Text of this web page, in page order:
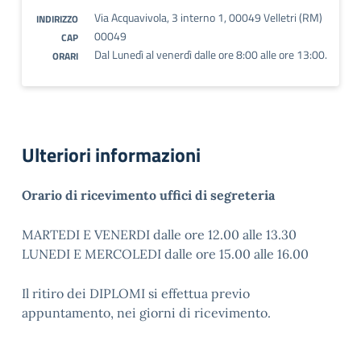
INDIRIZZO Via Acquavivola, 3 interno 1, 00049 Velletri (RM)
CAP 00049
ORARI Dal Lunedì al venerdì dalle ore 8:00 alle ore 13:00.
Ulteriori informazioni
Orario di ricevimento uffici di segreteria
MARTEDI E VENERDI dalle ore 12.00 alle 13.30
LUNEDI E MERCOLEDI dalle ore 15.00 alle 16.00
Il ritiro dei DIPLOMI si effettua previo
appuntamento, nei giorni di ricevimento.